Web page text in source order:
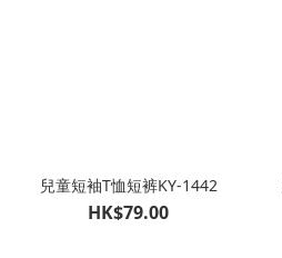
兒童短袖T恤短裤KY-1442
HK$79.00